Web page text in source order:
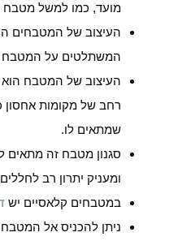
מועד, כמו למשל מטבח
העיצוב של המטבחים
המשתלטים על המטבח
העיצוב של המטבח הוא
רחב של מקומות אחסון
שמתאים לו.
סגנון מטבח זה מתאים
ומעניק יתרון רב
במטבחים קלאסיים יש
ניתן להכניס אל